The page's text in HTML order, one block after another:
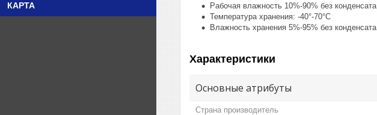
КАРТА
Рабочая влажность 10%-90% без конденсата
Температура хранения: -40°-70°С
Влажность хранения 5%-95% без конденсата
Характеристики
Основные атрибуты
Страна производитель